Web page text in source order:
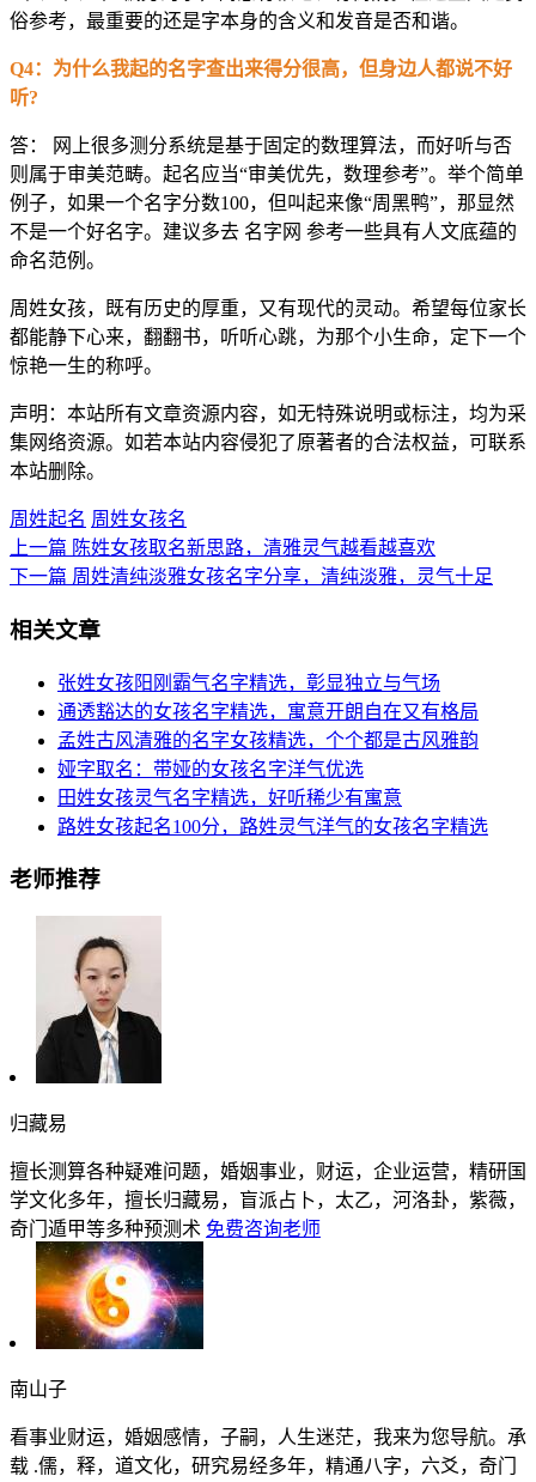
俗参考，最重要的还是字本身的含义和发音是否和谐。
Q4：为什么我起的名字查出来得分很高，但身边人都说不好
听?
答： 网上很多测分系统是基于固定的数理算法，而好听与否
则属于审美范畴。起名应当“审美优先，数理参考”。举个简单
例子，如果一个名字分数100，但叫起来像“周黑鸭”，那显然
不是一个好名字。建议多去 名字网 参考一些具有人文底蕴的
命名范例。
周姓女孩，既有历史的厚重，又有现代的灵动。希望每位家长
都能静下心来，翻翻书，听听心跳，为那个小生命，定下一个
惊艳一生的称呼。
声明：本站所有文章资源内容，如无特殊说明或标注，均为采
集网络资源。如若本站内容侵犯了原著者的合法权益，可联系
本站删除。
周姓起名 周姓女孩名
上一篇 陈姓女孩取名新思路，清雅灵气越看越喜欢
下一篇 周姓清纯淡雅女孩名字分享，清纯淡雅，灵气十足
相关文章
张姓女孩阳刚霸气名字精选，彰显独立与气场
通透豁达的女孩名字精选，寓意开朗自在又有格局
孟姓古风清雅的名字女孩精选，个个都是古风雅韵
娅字取名：带娅的女孩名字洋气优选
田姓女孩灵气名字精选，好听稀少有寓意
路姓女孩起名100分，路姓灵气洋气的女孩名字精选
老师推荐
归藏易
擅长测算各种疑难问题，婚姻事业，财运，企业运营，精研国
学文化多年，擅长归藏易，盲派占卜，太乙，河洛卦，紫薇，
奇门遁甲等多种预测术 免费咨询老师
南山子
看事业财运，婚姻感情，子嗣，人生迷茫，我来为您导航。承
载 .儒，释，道文化，研究易经多年，精通八字，六爻，奇门